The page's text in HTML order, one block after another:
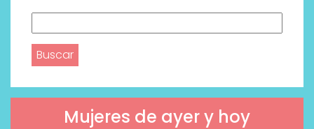
Mujeres de ayer y hoy